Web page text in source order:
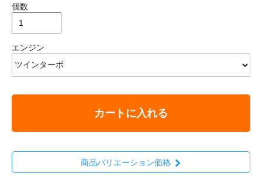
個数
エンジン
カートに入れる
商品バリエーション価格